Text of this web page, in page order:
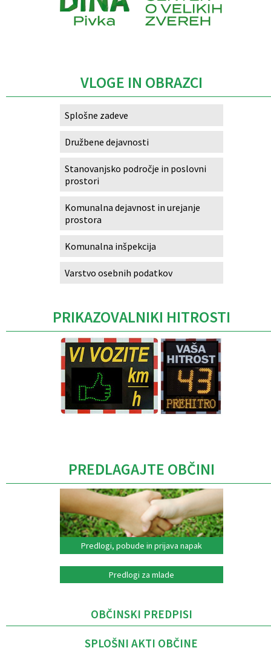
VLOGE IN OBRAZCI
Splošne zadeve
Družbene dejavnosti
Stanovanjsko področje in poslovni
prostori
Komunalna dejavnost in urejanje
prostora
Komunalna inšpekcija
Varstvo osebnih podatkov
PRIKAZOVALNIKI HITROSTI
PREDLAGAJTE OBČINI
Predlogi, pobude in prijava napak
Predlogi za mlade
OBČINSKI PREDPISI
SPLOŠNI AKTI OBČINE